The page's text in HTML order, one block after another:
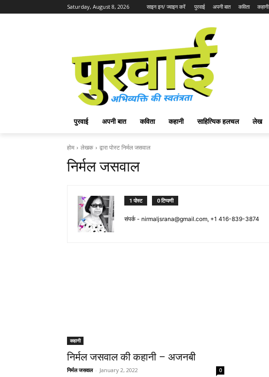
Saturday, August 8, 2026 साइन इन/ ज्वाइन करें पुरवाई अपनी बात कविता कहानी
पुरवाई अपनी बात कविता कहानी साहित्यिक हलचल लेख
होम लेखक द्वारा पोस्ट निर्मल जसवाल
निर्मल जसवाल
1 पोस्ट 0 टिप्पणी
संपर्क - nirmaljsrana@gmail.com, +1 416-839-3874
कहानी
निर्मल जसवाल की कहानी – अजनबी
निर्मल जसवाल - January 2, 2022 0